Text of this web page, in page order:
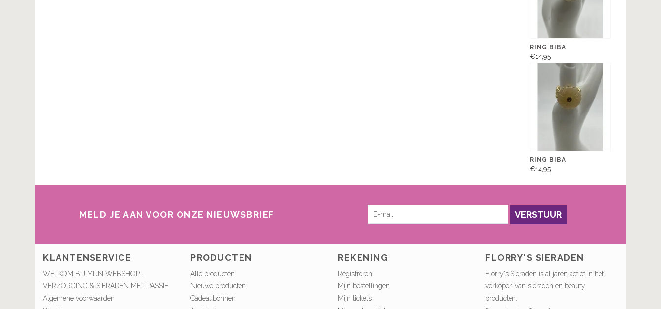
RING BIBA
€14,95
RING BIBA
€14,95
MELD JE AAN VOOR ONZE NIEUWSBRIEF VERSTUUR
KLANTENSERVICE
WELKOM BIJ MIJN WEBSHOP -
VERZORGING & SIERADEN MET PASSIE
Algemene voorwaarden
PRODUCTEN
Alle producten
Nieuwe producten
Cadeaubonnen
REKENING
Registreren
Mijn bestellingen
Mijn tickets
FLORRY'S SIERADEN
Florry's Sieraden is al jaren actief in het
verkopen van sieraden en beauty
producten.